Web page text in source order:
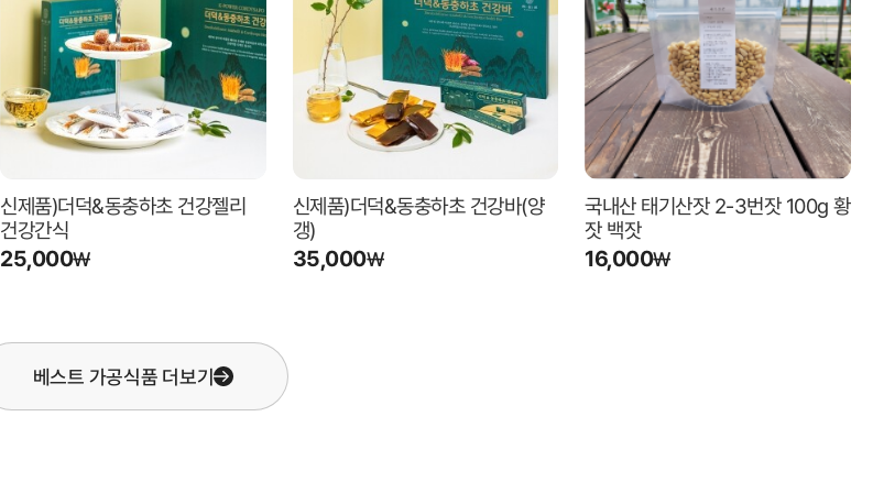
신제품)더덕&동충하초 건강젤리
건강간식
25,000₩
신제품)더덕&동충하초 건강바(양
갱)
35,000₩
국내산 태기산잣 2-3번잣 100g 황
잣 백잣
16,000₩
베스트 가공식품 더보기